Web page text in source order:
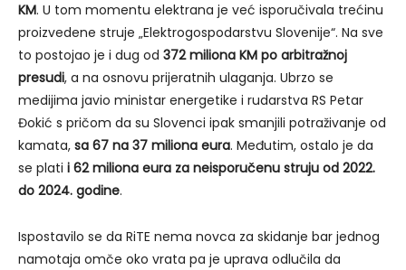
KM. U tom momentu elektrana je već isporučivala trećinu
proizvedene struje „Elektrogospodarstvu Slovenije“. Na sve
to postojao je i dug od 372 miliona KM po arbitražnoj
presudi, a na osnovu prijeratnih ulaganja. Ubrzo se
medijima javio ministar energetike i rudarstva RS Petar
Đokić s pričom da su Slovenci ipak smanjili potraživanje od
kamata, sa 67 na 37 miliona eura. Međutim, ostalo je da
se plati i 62 miliona eura za neisporučenu struju od 2022.
do 2024. godine.
Ispostavilo se da RiTE nema novca za skidanje bar jednog
namotaja omče oko vrata pa je uprava odlučila da